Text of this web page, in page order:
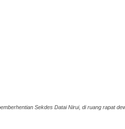
Sekdes Datai Nirui, di ruang rapat